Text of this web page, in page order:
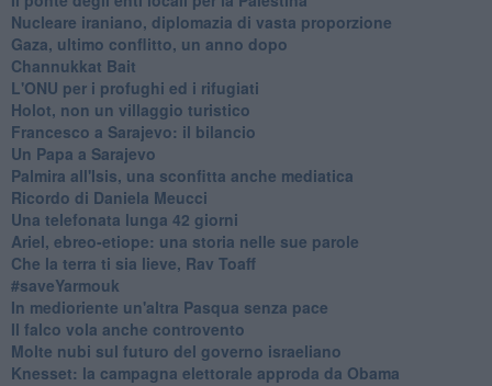
Nucleare iraniano, diplomazia di vasta proporzione
Gaza, ultimo conflitto, un anno dopo
Channukkat Bait
L'ONU per i profughi ed i rifugiati
Holot, non un villaggio turistico
Francesco a Sarajevo: il bilancio
Un Papa a Sarajevo
Palmira all'Isis, una sconfitta anche mediatica
Ricordo di Daniela Meucci
​Una telefonata lunga 42 giorni
​Ariel, ebreo-etiope: una storia nelle sue parole
Che la terra ti sia lieve, Rav Toaff
​#saveYarmouk
​In medioriente un'altra Pasqua senza pace
​Il falco vola anche controvento
Molte nubi sul futuro del governo israeliano
Knesset: la campagna elettorale approda da Obama